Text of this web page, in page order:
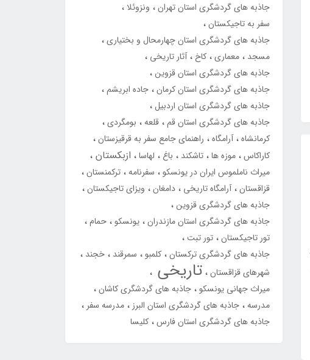
جاذبه های گردشگری استان تهران ونزوئلا
سفر به تاجیکستان
جاذبه های گردشگری استان چهارمحال و بختیاری
مسجد معماری کاخ آثار تاریخی
جاذبه های گردشگری استان قزوین
جاذبه های گردشگری استان کرمان جاده ابریشم
جاذبه های گردشگری استان اردبیل
جاذبه های گردشگری استان قم قلعه بومگردی
کرمانشاه آرامگاه راهنمای جامع سفر به قرقیزستان
کاراکاس موزه ها تاشکند باغ لهاسا ازبکستان
میراث ناملموس ایران در یونسکو سفرنامه ترکمنستان
قزاقستان آرامگاه تاریخی دامغان ویزای تاجیکستان
جاذبه های گردشگری قزوین
جاذبه های گردشگری استان مازندران یونسکو حمام
تور تاجیکستان تور تبت
جاذبه های گردشگری ترکستان کلمبو سمرقند خجند
شهرهای قزاقستان تاریخی
میراث جهانی یونسکو جاذبه های گردشگری کاشان
مدرسه جاذبه های گردشگری استان البرز مدرسه سفر
جاذبه های گردشگری استان فارس کلیسا